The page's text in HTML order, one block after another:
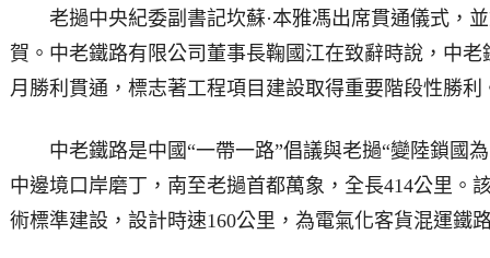
老撾中央紀委副書記坎蘇·本雅馮出席貫通儀式，
賀。中老鐵路有限公司董事長鞠國江在致辭時說，中
月勝利貫通，標志著工程項目建設取得重要階段性勝利
中老鐵路是中國“一帶一路”倡議與老撾“變陸鎖國為
中邊境口岸磨丁，南至老撾首都萬象，全長414公里。
術標準建設，設計時速160公里，為電氣化客貨混運鐵